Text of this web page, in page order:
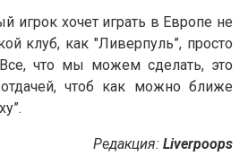
игрок хочет играть в Европе не
клуб, как "Ливерпуль”, просто
что мы можем сделать, это
чтоб как можно ближе
Редакция: Liverpoops